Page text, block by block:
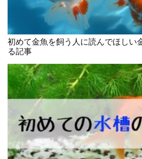
初めて金魚を飼う人に読んでほしい
る記事